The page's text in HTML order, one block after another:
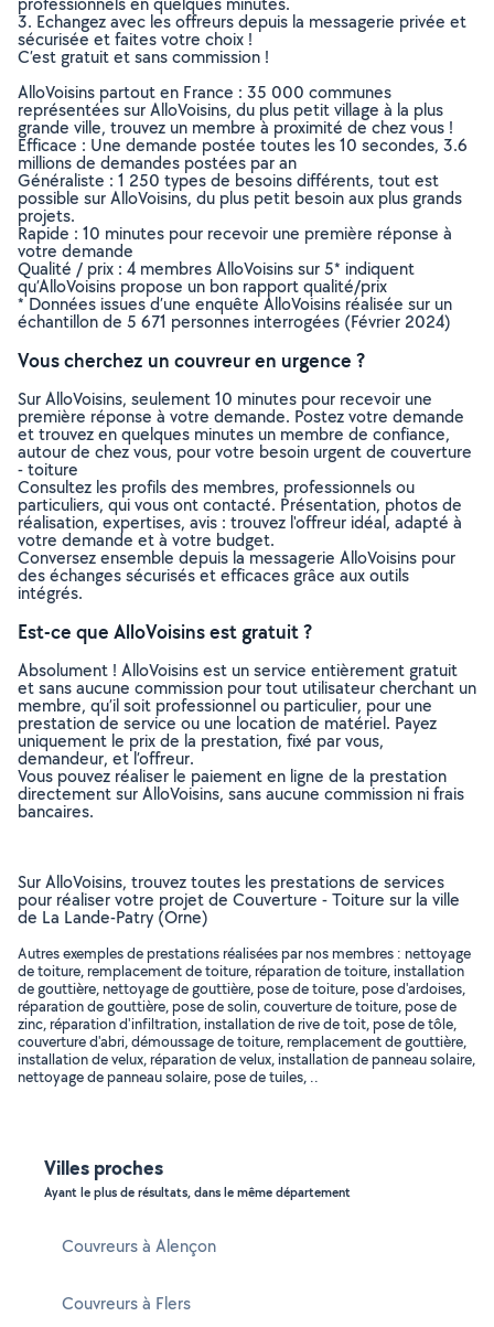
3. Echangez avec les offreurs depuis la messagerie privée et
sécurisée et faites votre choix !
C’est gratuit et sans commission !
AlloVoisins partout en France : 35 000 communes
représentées sur AlloVoisins, du plus petit village à la plus
grande ville, trouvez un membre à proximité de chez vous !
Efficace : Une demande postée toutes les 10 secondes, 3.6
millions de demandes postées par an
Généraliste : 1 250 types de besoins différents, tout est
possible sur AlloVoisins, du plus petit besoin aux plus grands
projets.
Rapide : 10 minutes pour recevoir une première réponse à
votre demande
Qualité / prix : 4 membres AlloVoisins sur 5* indiquent
qu’AlloVoisins propose un bon rapport qualité/prix
* Données issues d’une enquête AlloVoisins réalisée sur un
échantillon de 5 671 personnes interrogées (Février 2024)
Vous cherchez un couvreur en urgence ?
Sur AlloVoisins, seulement 10 minutes pour recevoir une
première réponse à votre demande. Postez votre demande
et trouvez en quelques minutes un membre de confiance,
autour de chez vous, pour votre besoin urgent de couverture
- toiture
Consultez les profils des membres, professionnels ou
particuliers, qui vous ont contacté. Présentation, photos de
réalisation, expertises, avis : trouvez l'offreur idéal, adapté à
votre demande et à votre budget.
Conversez ensemble depuis la messagerie AlloVoisins pour
des échanges sécurisés et efficaces grâce aux outils
intégrés.
Est-ce que AlloVoisins est gratuit ?
Absolument ! AlloVoisins est un service entièrement gratuit
et sans aucune commission pour tout utilisateur cherchant un
membre, qu’il soit professionnel ou particulier, pour une
prestation de service ou une location de matériel. Payez
uniquement le prix de la prestation, fixé par vous,
demandeur, et l’offreur.
Vous pouvez réaliser le paiement en ligne de la prestation
directement sur AlloVoisins, sans aucune commission ni frais
bancaires.
Sur AlloVoisins, trouvez toutes les prestations de services
pour réaliser votre projet de Couverture - Toiture sur la ville
de La Lande-Patry (Orne)
Autres exemples de prestations réalisées par nos membres : nettoyage
de toiture, remplacement de toiture, réparation de toiture, installation
de gouttière, nettoyage de gouttière, pose de toiture, pose d'ardoises,
réparation de gouttière, pose de solin, couverture de toiture, pose de
zinc, réparation d'infiltration, installation de rive de toit, pose de tôle,
couverture d'abri, démoussage de toiture, remplacement de gouttière,
installation de velux, réparation de velux, installation de panneau solaire,
nettoyage de panneau solaire, pose de tuiles, ..
Villes proches
Ayant le plus de résultats, dans le même département
Couvreurs à Alençon
Couvreurs à Flers